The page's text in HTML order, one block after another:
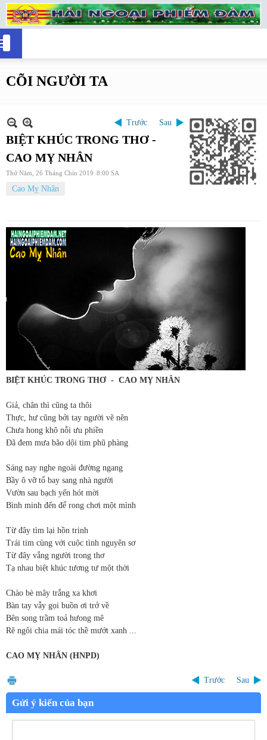
CÕI NGƯỜI TA
Trước Sau
BIỆT KHÚC TRONG THƠ -
CAO MỴ NHÂN
Thứ Năm, 26 Tháng Chín 2019 8:00 SA
Cao Mỵ Nhân
BIỆT KHÚC TRONG THƠ - CAO MỴ NHÂN
Giả, chân thì cũng ta thôi
Thực, hư cũng bởi tay người vẽ nên
Chưa hong khô nỗi ưu phiền
Đã đem mưa bão dội tim phũ phàng
Sáng nay nghe ngoài đường ngang
Bầy ô vỡ tổ bay sang nhà người
Vườn sau bạch yến hót mời
Bình minh đến để rong chơi một mình
Từ đây tìm lại hồn trinh
Trái tim cùng với cuộc tình nguyên sơ
Từ đây vắng người trong thơ
Tạ nhau biệt khúc tương tư một thời
Chào bè mây trắng xa khơi
Bàn tay vẫy gọi buồn ơi trở về
Bên song trầm toả hưong mê
Rẽ ngôi chia mái tóc thề mướt xanh ...
CAO MỴ NHÂN (HNPD)
Trước Sau
Gửi ý kiến của bạn